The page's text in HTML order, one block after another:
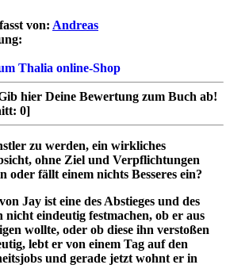
von: Andreas
hier Deine Bewertung zum Buch ab!
0]
zu werden, ein wirkliches
ohne Ziel und Verpflichtungen
oder fällt einem nichts Besseres ein?
Jay ist eine des Abstieges und des
nicht eindeutig festmachen, ob er aus
wollte, oder ob diese ihn verstoßen
lebt er von einem Tag auf den
und gerade jetzt wohnt er in